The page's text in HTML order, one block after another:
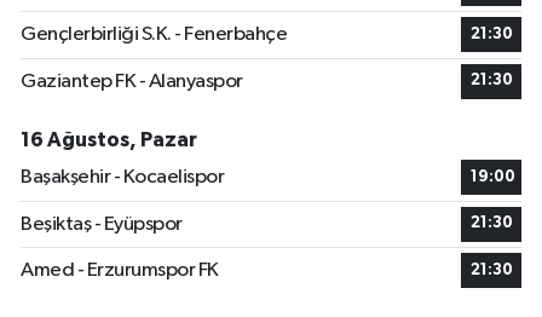
Gençlerbirliği S.K. - Fenerbahçe 21:30
Gaziantep FK - Alanyaspor 21:30
16 Ağustos, Pazar
Başakşehir - Kocaelispor
19:00
Beşiktaş - Eyüpspor 21:30
Amed - Erzurumspor FK 21:30